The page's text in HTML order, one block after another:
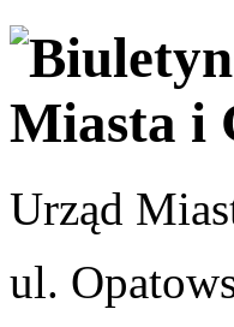
Urząd
ul.